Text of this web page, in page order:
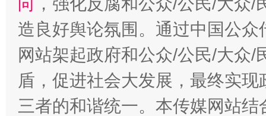
造良好舆论氛围。通过中国公
网站架起政府和公众/公民/大众
盾，促进社会大发展，最终实
三者的和谐统一。本传媒网站